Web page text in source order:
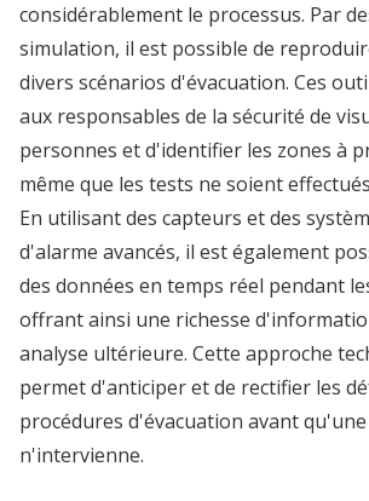
considérablement le processus. Par
simulation, il est possible de
divers scénarios d'évacuation. Ces
aux responsables de la sécurité de
personnes et d'identifier les zones à
même que les tests ne soient
En utilisant des capteurs et des
d'alarme avancés, il est également
des données en temps réel pendant
offrant ainsi une richesse
analyse ultérieure. Cette approche
permet d'anticiper et de rectifier les
procédures d'évacuation avant
n'intervienne.